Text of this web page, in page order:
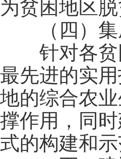
为贫困地区
（四）集
针对各贫困
最先进的实
地的综合农
撑作用，同
式的构建和